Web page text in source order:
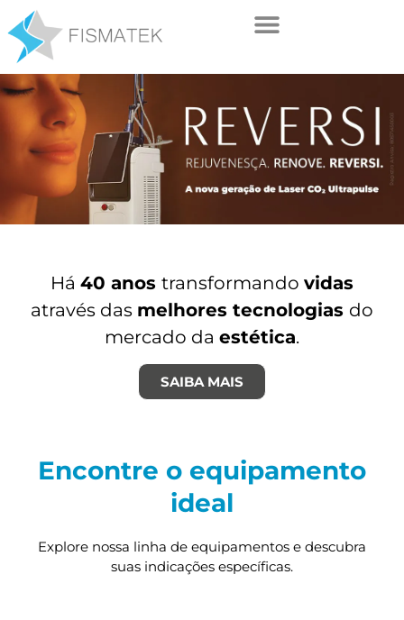
Há 40 anos transformando vidas
através das melhores tecnologias do
mercado da estética.
SAIBA MAIS
Encontre o equipamento
ideal
Explore nossa linha de equipamentos e descubra
suas indicações específicas.